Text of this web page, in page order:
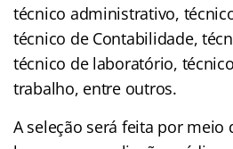
técnico administrativo,
técnico de Contabilidade,
técnico de laboratório,
trabalho, entre outros.
A seleção será feita por meio